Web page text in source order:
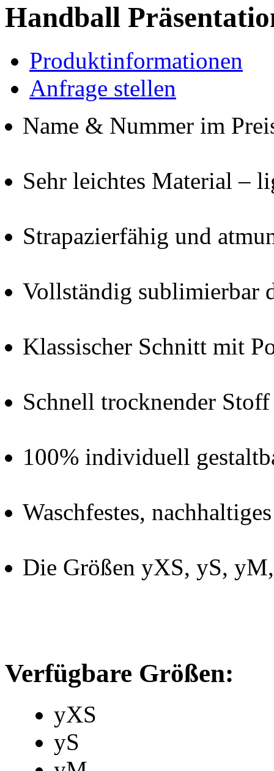
Handball
Produktinformationen
Anfrage stellen
Name & Nummer im
Sehr leichtes Material –
Strapazierfähig und
Vollständig sublimierbar
Klassischer Schnitt mit
Schnell trocknender
100% individuell
Waschfestes,
Die Größen yXS, yS,
Verfügbare Größen:
yXS
yS